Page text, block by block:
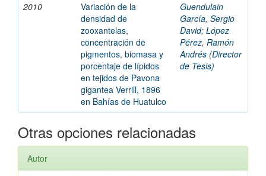
2010
Variación de la
densidad de
zooxantelas,
concentración de
pigmentos, biomasa y
porcentaje de lípidos
en tejidos de Pavona
gigantea Verrill, 1896
en Bahías de Huatulco
Guendulain
García, Sergio
David; López
Pérez, Ramón
Andrés (Director
de Tesis)
Otras opciones relacionadas
Autor